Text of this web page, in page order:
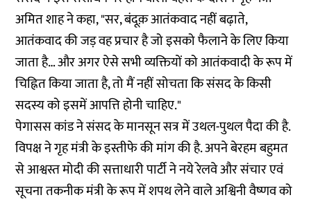
अमित शाह ने कहा, "सर, बंदूक़ आतंकवाद नहीं बढ़ाते,
आतंकवाद की जड़ वह प्रचार है जो इसको फैलाने के लिए किया
जाता है… और अगर ऐसे सभी व्यक्तियों को आतंकवादी के रूप में
चिह्नित किया जाता है, तो मैं नहीं सोचता कि संसद के किसी
सदस्य को इसमें आपत्ति होनी चाहिए."
पेगासस कांड ने संसद के मानसून सत्र में उथल-पुथल पैदा की है.
विपक्ष ने गृह मंत्री के इस्तीफे की मांग की है. अपने बेरहम बहुमत
से आश्वस्त मोदी की सत्ताधारी पार्टी ने नये रेलवे और संचार एवं
सूचना तकनीक मंत्री के रूप में शपथ लेने वाले अश्विनी वैष्‍णव को